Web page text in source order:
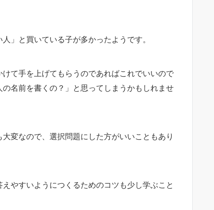
」と買いている子が多かったようです。
て手を上げてもらうのであればこれでいいので
名前を書くの？」と思ってしまうかもしれませ
変なので、選択問題にした方がいいこともあり
やすいようにつくるためのコツも少し学ぶこと